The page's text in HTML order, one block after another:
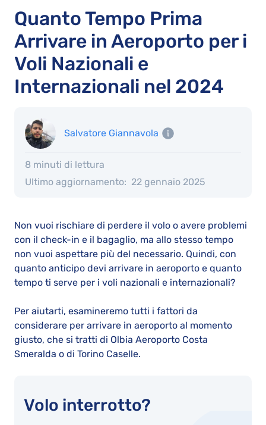
Quanto Tempo Prima
Arrivare in Aeroporto per i
Voli Nazionali e
Internazionali nel 2024
Salvatore Giannavola
8 minuti di lettura
Ultimo aggiornamento: 22 gennaio 2025
Non vuoi rischiare di perdere il volo o avere problemi
con il check-in e il bagaglio, ma allo stesso tempo
non vuoi aspettare più del necessario. Quindi, con
quanto anticipo devi arrivare in aeroporto e quanto
tempo ti serve per i voli nazionali e internazionali?
Per aiutarti, esamineremo tutti i fattori da
considerare per arrivare in aeroporto al momento
giusto, che si tratti di Olbia Aeroporto Costa
Smeralda o di Torino Caselle.
Volo interrotto?